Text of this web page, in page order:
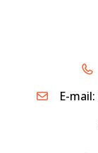
E-mail: